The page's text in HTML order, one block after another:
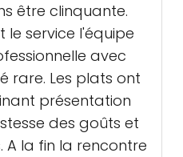
être clinquante.
le service l'équipe
avec
rare. Les plats ont
présentation
des goûts et
A la fin la rencontre